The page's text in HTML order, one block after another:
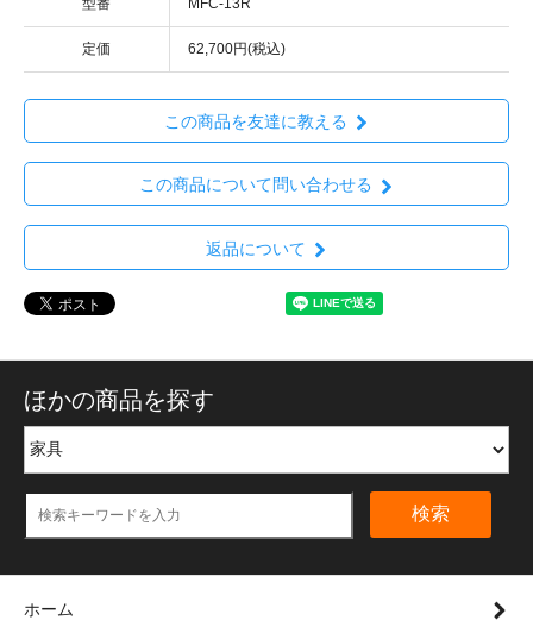
定価 62,700円(税込)
この商品を友達に教える
この商品について問い合わせる
返品について
ほかの商品を探す
検索
ホーム